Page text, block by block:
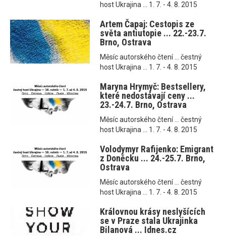
host Ukrajina ... 1. 7. - 4. 8. 2015
Artem Čapaj: Cestopis ze
světa antiutopie ... 22.-23.7.
Brno, Ostrava
Měsíc autorského čtení ... čestný
host Ukrajina ... 1. 7. - 4. 8. 2015
Maryna Hrymyč: Bestsellery,
které nedostávají ceny ...
23.-24.7. Brno, Ostrava
Měsíc autorského čtení ... čestný
host Ukrajina ... 1. 7. - 4. 8. 2015
Volodymyr Rafijenko: Emigrant
z Doněcku ... 24.-25.7. Brno,
Ostrava
Měsíc autorského čtení ... čestný
host Ukrajina ... 1. 7. - 4. 8. 2015
Královnou krásy neslyšících
se v Praze stala Ukrajinka
Bilanová ... Idnes.cz